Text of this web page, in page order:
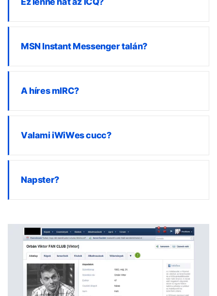
MSN Instant Messenger talán?
A híres mIRC?
Valami iWiWes cucc?
Napster?